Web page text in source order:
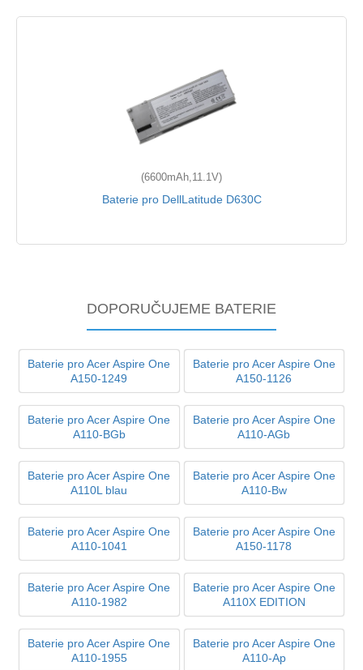
(6600mAh,11.1V)
Baterie pro DellLatitude D630C
DOPORUČUJEME BATERIE
Baterie pro Acer Aspire One
A150-1249
Baterie pro Acer Aspire One
A150-1126
Baterie pro Acer Aspire One
A110-BGb
Baterie pro Acer Aspire One
A110-AGb
Baterie pro Acer Aspire One
A110L blau
Baterie pro Acer Aspire One
A110-Bw
Baterie pro Acer Aspire One
A110-1041
Baterie pro Acer Aspire One
A150-1178
Baterie pro Acer Aspire One
A110-1982
Baterie pro Acer Aspire One
A110X EDITION
Baterie pro Acer Aspire One
A110-1955
Baterie pro Acer Aspire One
A110-Ap